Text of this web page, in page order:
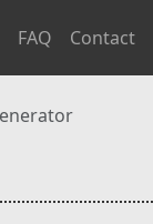
FAQ Contact